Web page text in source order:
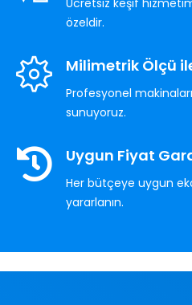
Ücretsiz keşif
özeldir.
Milimetrik Ölçü
Profesyonel
sunuyoruz.
Uygun Fiyat
Her bütçeye uygun
yararlanın.